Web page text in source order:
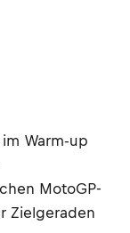
Warm-up
MotoGP-
Zielgeraden